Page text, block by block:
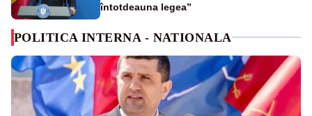
întotdeauna legea”
POLITICA INTERNA - NATIONALA